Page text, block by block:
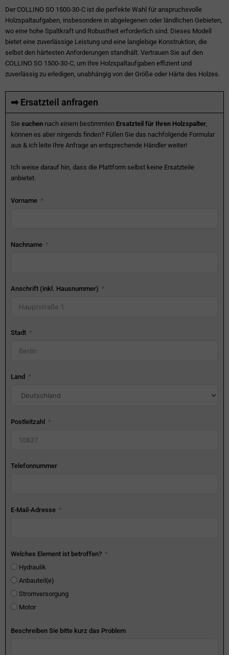
Der COLLINO SO 1500-30-C ist die perfekte Wahl für anspruchsvolle
Holzspaltaufgaben, insbesondere in abgelegenen oder ländlichen Gebieten,
wo eine hohe Spaltkraft und Robustheit erforderlich sind. Dieses Modell
bietet eine zuverlässige Leistung und eine langlebige Konstruktion, die
selbst den härtesten Anforderungen standhält. Vertrauen Sie auf den
COLLINO SO 1500-30-C, um Ihre Holzspaltaufgaben effizient und
zuverlässig zu erledigen, unabhängig von der Größe oder Härte des Holzes.
➡ Ersatzteil anfragen
Sie suchen nach einem bestimmten Ersatzteil für Ihren Holzspalter
können es aber nirgends finden? Füllen Sie das nachfolgende Formular
aus & ich leite Ihre Anfrage an entsprechende Händler weiter!
Ich weise darauf hin, dass die Plattform selbst keine Ersatzteile
anbietet.
Vorname
Nachname
Anschrift (inkl. Hausnummer)
Stadt
Land
Postleitzahl
Telefonnummer
E-Mail-Adresse
Welches Element ist betroffen?
Hydraulik
Anbauteil(e)
Stromversorgung
Motor
Beschreiben Sie bitte kurz das Problem